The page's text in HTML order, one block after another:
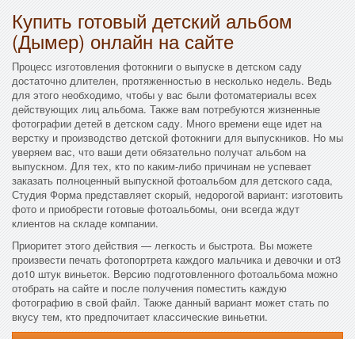
Купить готовый детский альбом
(Дымер) онлайн на сайте
Процесс изготовления фотокниги о выпуске в детском саду
достаточно длителен, протяженностью в несколько недель. Ведь
для этого необходимо, чтобы у вас были фотоматериалы всех
действующих лиц альбома. Также вам потребуются жизненные
фотографии детей в детском саду. Много времени еще идет на
верстку и производство детской фотокниги для выпускников. Но мы
уверяем вас, что ваши дети обязательно получат альбом на
выпускном. Для тех, кто по каким-либо причинам не успевает
заказать полноценный выпускной фотоальбом для детского сада,
Студия Форма представляет скорый, недорогой вариант: изготовить
фото и приобрести готовые фотоальбомы, они всегда ждут
клиентов на складе компании.
Приоритет этого действия — легкость и быстрота. Вы можете
произвести печать фотопортрета каждого мальчика и девочки и от3
до10 штук виньеток. Версию подготовленного фотоальбома можно
отобрать на сайте и после получения поместить каждую
фотографию в свой файл. Также данный вариант может стать по
вкусу тем, кто предпочитает классические виньетки.